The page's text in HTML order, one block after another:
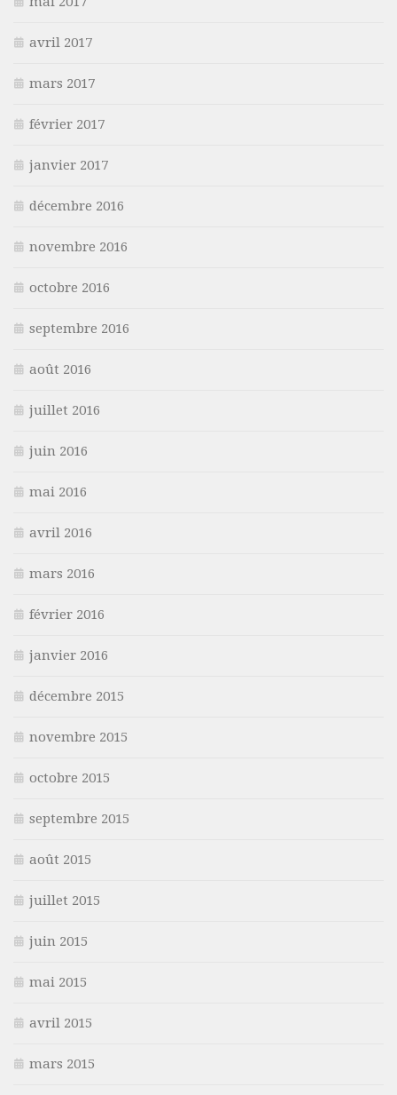
avril 2017
mars 2017
février 2017
janvier 2017
décembre 2016
novembre 2016
octobre 2016
septembre 2016
août 2016
juillet 2016
juin 2016
mai 2016
avril 2016
mars 2016
février 2016
janvier 2016
décembre 2015
novembre 2015
octobre 2015
septembre 2015
août 2015
juillet 2015
juin 2015
mai 2015
avril 2015
mars 2015